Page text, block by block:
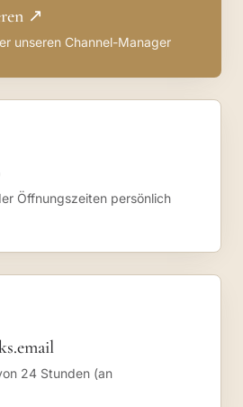
↗
unseren Channel-Manager
Öffnungszeiten persönlich
24 Stunden (an